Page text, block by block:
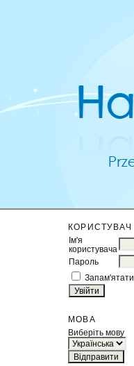
КОРИСТУВАЧ
Ім'я
користувача
Пароль
МОВА
Виберіть мову